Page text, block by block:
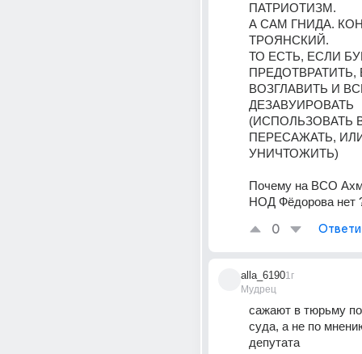
ПАТРИОТИЗМ.
А САМ ГНИДА.
ТРОЯНСКИЙ.
ТО ЕСТЬ, ЕСЛИ
ВОЗГЛАВИТЬ И
ДЕЗАВУИРОВАТЬ
(ИСПОЛЬЗОВАТЬ
ПЕРЕСАЖАТЬ,
УНИЧТОЖИТЬ)
Почему на ВСО
НОД Фёдорова нет
0
alla_6190
Мудрец
1г
сажают в тюрьму по
суда, а не по
депутата